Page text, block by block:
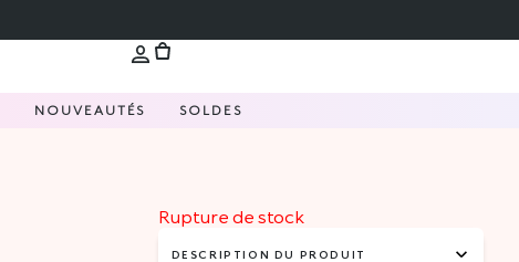
NOUVEAUTÉS SOLDES
Rupture de stock
DESCRIPTION DU PRODUIT